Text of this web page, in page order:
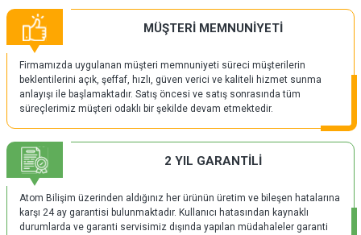
MÜŞTERİ MEMNUNİYETİ
Firmamızda uygulanan müşteri memnuniyeti süreci müşterilerin
beklentilerini açık, şeffaf, hızlı, güven verici ve kaliteli hizmet sunma
anlayışı ile başlamaktadır. Satış öncesi ve satış sonrasında tüm
süreçlerimiz müşteri odaklı bir şekilde devam etmektedir.
2 YIL GARANTİLİ
Atom Bilişim üzerinden aldığınız her ürünün üretim ve bileşen hatalarına
karşı 24 ay garantisi bulunmaktadır. Kullanıcı hatasından kaynaklı
durumlarda ve garanti servisimiz dışında yapılan müdahaleler garanti